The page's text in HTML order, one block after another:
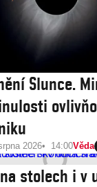
Slunce.
2026 14:00Věda
stolech i v